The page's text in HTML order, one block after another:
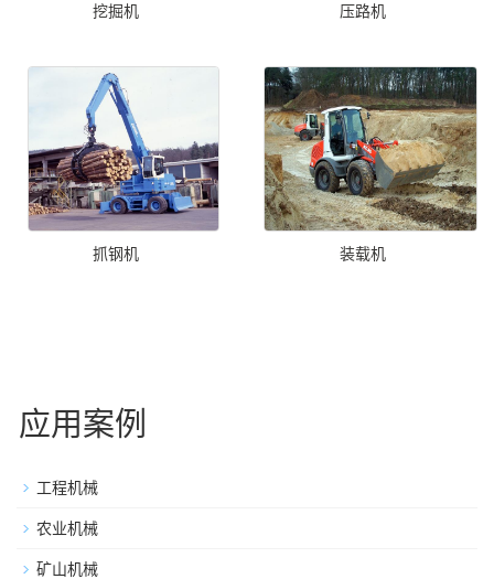
挖掘机 压路机
抓钢机 装载机
应用案例
工程机械
农业机械
矿山机械